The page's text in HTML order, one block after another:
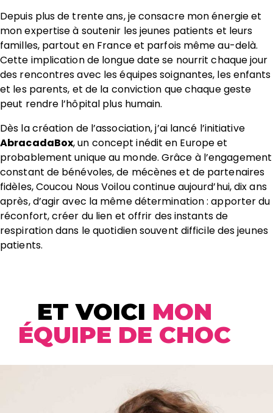
Depuis plus de trente ans, je consacre mon énergie et
mon expertise à soutenir les jeunes patients et leurs
familles, partout en France et parfois même au-delà.
Cette implication de longue date se nourrit chaque jour
des rencontres avec les équipes soignantes, les enfants
et les parents, et de la conviction que chaque geste
peut rendre l’hôpital plus humain.
Dès la création de l’association, j’ai lancé l’initiative
AbracadaBox, un concept inédit en Europe et
probablement unique au monde. Grâce à l’engagement
constant de bénévoles, de mécènes et de partenaires
fidèles, Coucou Nous Voilou continue aujourd’hui, dix ans
après, d’agir avec la même détermination : apporter du
réconfort, créer du lien et offrir des instants de
respiration dans le quotidien souvent difficile des jeunes
patients.
ET VOICI MON
ÉQUIPE DE CHOC